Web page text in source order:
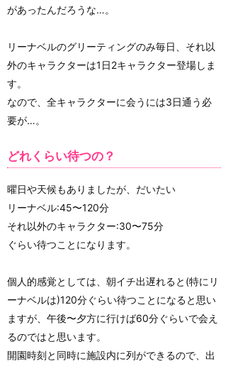
があったんだろうな…。
リーナベルのグリーティングのみ毎日、それ以
外のキャラクターは1日2キャラクター登場しま
す。
なので、全キャラクターに会うには3日通う必
要が…。
どれくらい待つの？
曜日や天候もありましたが、だいたい
リーナベル:45〜120分
それ以外のキャラクター:30〜75分
ぐらい待つことになります。
個人的感覚としては、朝イチ出遅れると(特にリ
ーナベルは)120分ぐらい待つことになると思い
ますが、午後〜夕方に行けば60分ぐらいで会え
るのではと思います。
開園時刻と同時に施設内に列ができるので、出